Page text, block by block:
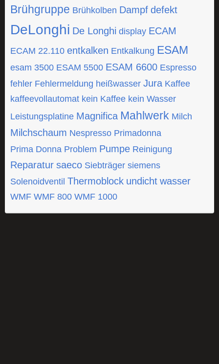
Brühgruppe Brühkolben Dampf defekt
DeLonghi De Longhi display ECAM
ECAM 22.110 entkalken Entkalkung ESAM
esam 3500 ESAM 5500 ESAM 6600 Espresso
fehler Fehlermeldung heißwasser Jura Kaffee
kaffeevollautomat kein Kaffee kein Wasser
Leistungsplatine Magnifica Mahlwerk Milch
Milchschaum Nespresso Primadonna
Prima Donna Problem Pumpe Reinigung
Reparatur saeco Siebträger siemens
Solenoidventil Thermoblock undicht wasser
WMF WMF 800 WMF 1000